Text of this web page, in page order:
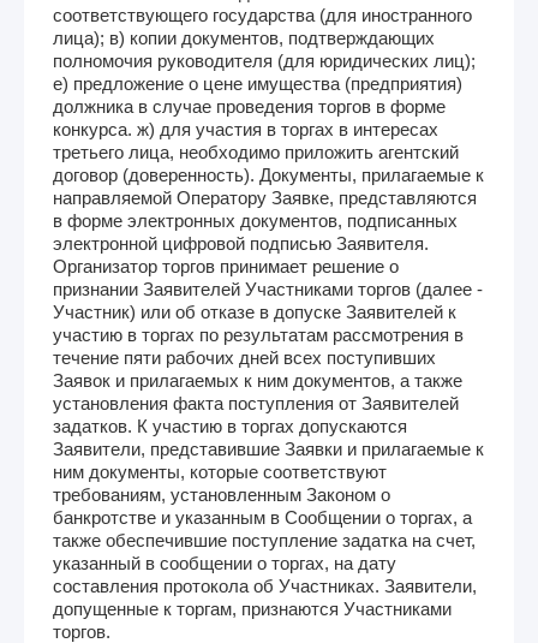
соответствующего государства (для иностранного
лица); в) копии документов, подтверждающих
полномочия руководителя (для юридических лиц);
е) предложение о цене имущества (предприятия)
должника в случае проведения торгов в форме
конкурса. ж) для участия в торгах в интересах
третьего лица, необходимо приложить агентский
договор (доверенность). Документы, прилагаемые к
направляемой Оператору Заявке, представляются
в форме электронных документов, подписанных
электронной цифровой подписью Заявителя.
Организатор торгов принимает решение о
признании Заявителей Участниками торгов (далее -
Участник) или об отказе в допуске Заявителей к
участию в торгах по результатам рассмотрения в
течение пяти рабочих дней всех поступивших
Заявок и прилагаемых к ним документов, а также
установления факта поступления от Заявителей
задатков. К участию в торгах допускаются
Заявители, представившие Заявки и прилагаемые к
ним документы, которые соответствуют
требованиям, установленным Законом о
банкротстве и указанным в Сообщении о торгах, а
также обеспечившие поступление задатка на счет,
указанный в сообщении о торгах, на дату
составления протокола об Участниках. Заявители,
допущенные к торгам, признаются Участниками
торгов.